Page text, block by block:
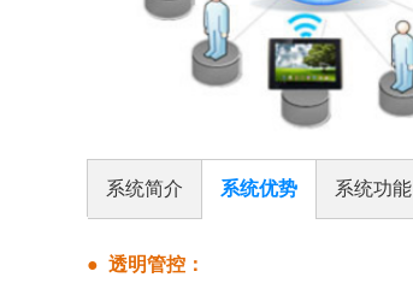
系统简介 系统优势 系统功能
● 透明管控：